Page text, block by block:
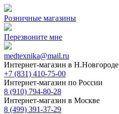
Розничные магазины
Перезвоните мне
medtexnika@mail.ru
Интернет-магазин в Н.Новгороде
+7 (831) 410-75-00
Интернет-магазин по России
8 (910) 794-80-28
Интернет-магазин в Москве
8 (499) 391-37-29